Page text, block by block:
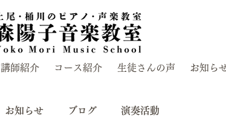
講師紹介 コース紹介 生徒さんの声 お知ら
お知らせ ブログ 演奏活動